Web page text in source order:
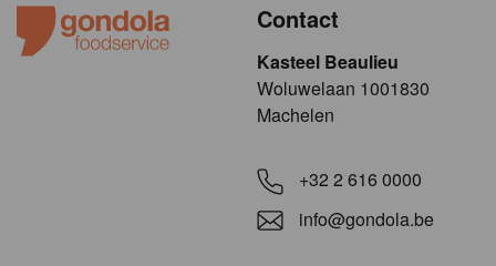
Contact
Kasteel Beaulieu
​​​Woluwelaan 1001830
Machelen
+32 2 616 0000
info@gondola.be